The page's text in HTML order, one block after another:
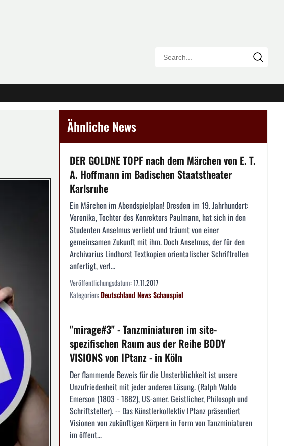
Ähnliche News
DER GOLDNE TOPF nach dem Märchen von E. T.
A. Hoffmann im Badischen Staatstheater
Karlsruhe
Ein Märchen im Abendspielplan! Dresden im 19. Jahrhundert:
Veronika, Tochter des Konrektors Paulmann, hat sich in den
Studenten Anselmus verliebt und träumt von einer
gemeinsamen Zukunft mit ihm. Doch Anselmus, der für den
Archivarius Lindhorst Textkopien orientalischer Schriftrollen
anfertigt, verl...
Veröffentlichungsdatum:17.11.2017
Kategorien:DeutschlandNewsSchauspiel
"mirage#3" - Tanzminiaturen im site-
spezifischen Raum aus der Reihe BODY
VISIONS von IPtanz - in Köln
Der flammende Beweis für die Unsterblichkeit ist unsere
Unzufriedenheit mit jeder anderen Lösung. (Ralph Waldo
Emerson (1803 - 1882), US-amer. Geistlicher, Philosoph und
Schriftsteller). -- Das Künstlerkollektiv IPtanz präsentiert
Visionen von zukünftigen Körpern in Form von Tanzminiaturen
im öffent...